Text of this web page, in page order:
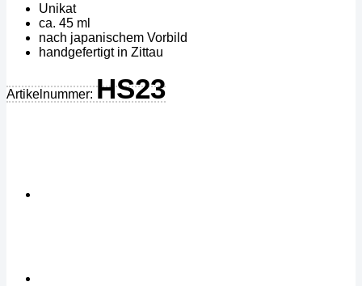
Unikat
ca. 45 ml
nach japanischem Vorbild
handgefertigt in Zittau
Artikelnummer: HS23